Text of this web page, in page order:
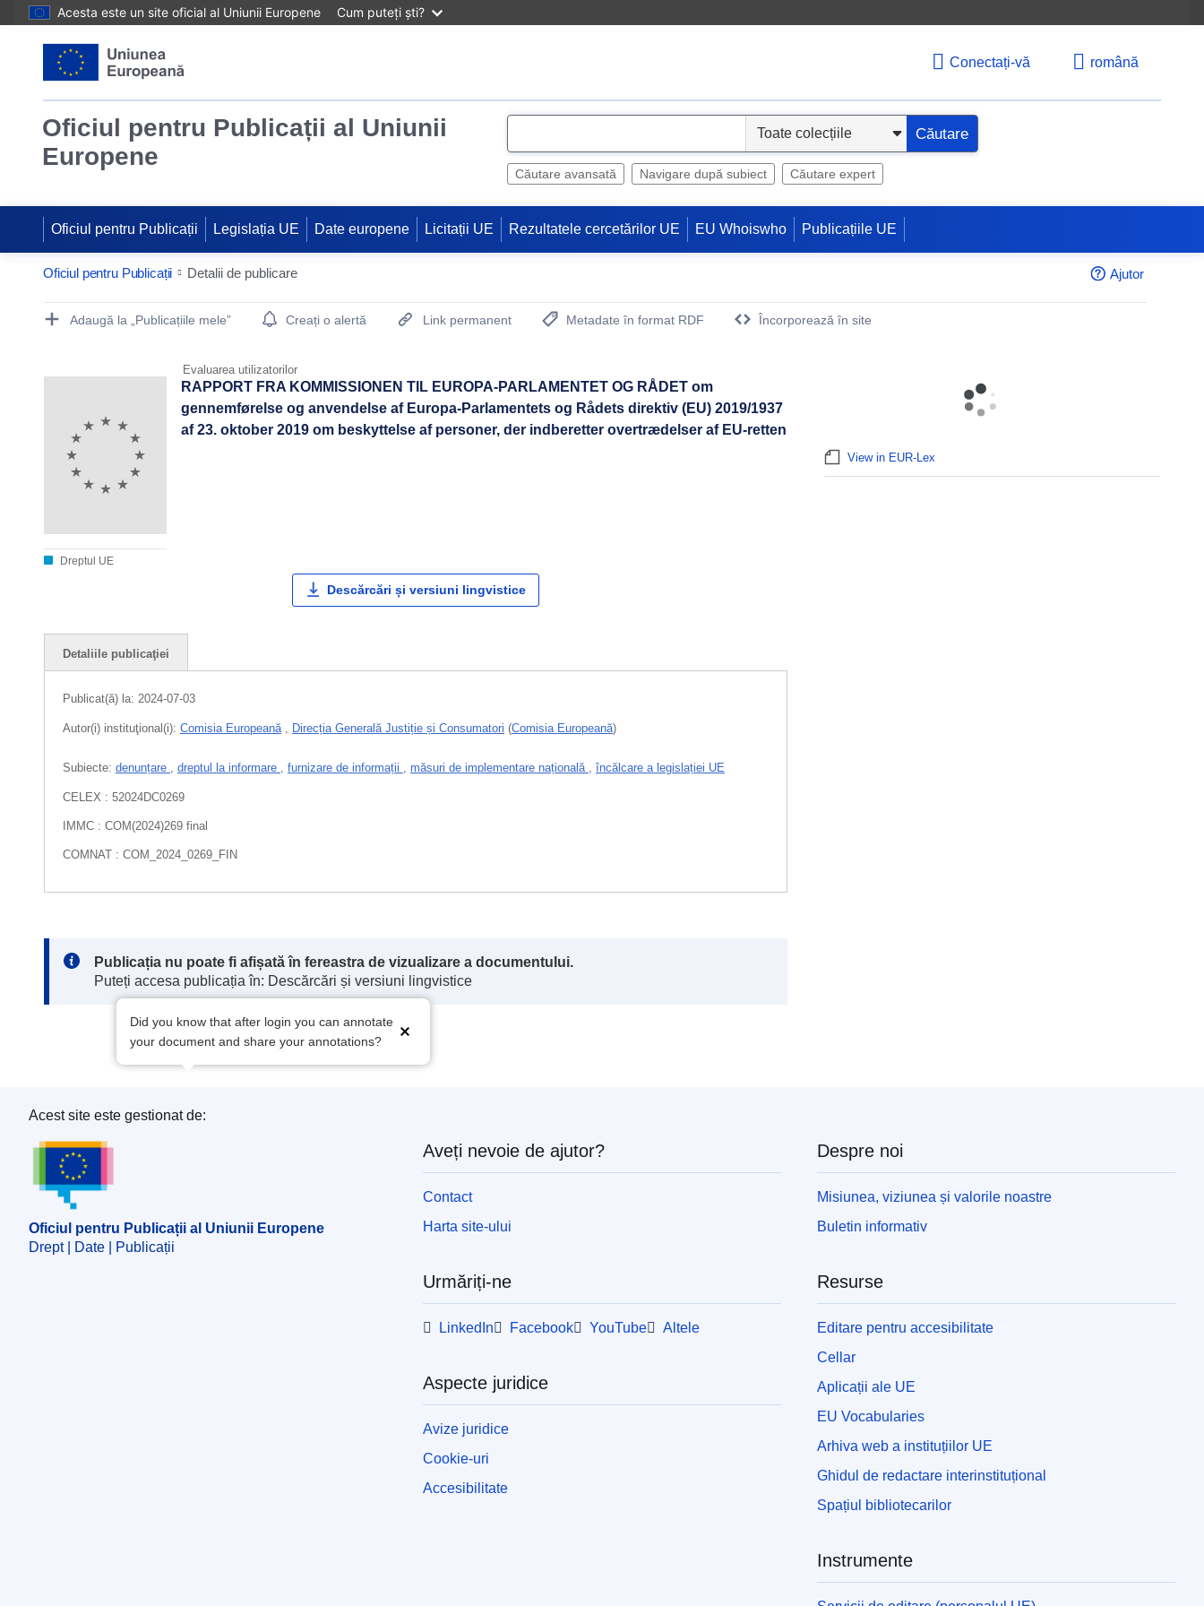
Acesta este un site oficial al Uniunii Europene Cum puteți ști?
Conectați-vă română
Oficiul pentru Publicații al Uniunii
Europene
e
Căutare
Căutare avansată Navigare după subiect Căutare expert
Oficiul pentru Publicații Legislația UE Date europene Licitații UE Rezultatele cercetărilor UE EU Whoiswho Publicațiile UE
Oficiul pentru Publicații Detalii de publicare Ajutor
Publication Detail Actions Portlet
Adaugă la „Publicațiile mele” Creați o alertă Link permanent
Metadate în format RDF
Încorporează în site
Evaluarea utilizatorilor
Dreptul UE
RAPPORT FRA KOMMISSIONEN TIL EUROPA-PARLAMENTET OG RÅDET om
gennemførelse og anvendelse af Europa-Parlamentets og Rådets direktiv (EU) 2019/1937
af 23. oktober 2019 om beskyttelse af personer, der indberetter overtrædelser af EU-retten
Descărcări și versiuni lingvistice
Detaliile publicaţiei
Publicat(ă) la: 2024-07-03
Autor(i) instituţional(i): Comisia Europeană Direcția Generală Justiție și Consumatori (Comisia Europeană)
Subiecte: denunțare dreptul la informare furnizare de informații măsuri de implementare națională încălcare a legislației UE
CELEX : 52024DC0269
IMMC : COM(2024)269 final
COMNAT : COM_2024_0269_FIN
Note:
Publicația nu poate fi afișată în fereastra de vizualizare a documentului.
Puteți accesa publicația în: Descărcări și versiuni lingvistice
Did you know that after login you can annotate
your document and share your annotations?
View in EUR-Lex
Oficiul pentru Publicații al Uniunii Europene
Acest site este gestionat de:
Oficiul pentru Publicații al Uniunii Europene
Drept | Date | Publicații
Aveți nevoie de ajutor?
Contact
Harta site-ului
Urmăriți-ne
LinkedIn Facebook YouTube Altele
Aspecte juridice
Avize juridice
Cookie-uri
Accesibilitate
Despre noi
Misiunea, viziunea și valorile noastre
Buletin informativ
Resurse
Editare pentru accesibilitate
Cellar
Aplicații ale UE
EU Vocabularies
Arhiva web a instituțiilor UE
Ghidul de redactare interinstituțional
Spațiul bibliotecarilor
Instrumente